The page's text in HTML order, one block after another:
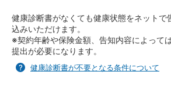
健康診断書がなくても健康状態をネットで
込みいただけます。
※契約年齢や保険金額、告知内容によって
提出が必要になります。
健康診断書が不要となる条件について